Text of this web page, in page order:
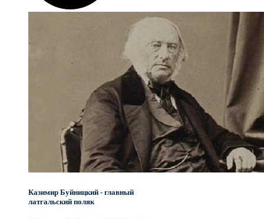
Казимир Буйницкий - главный
латгальский поляк